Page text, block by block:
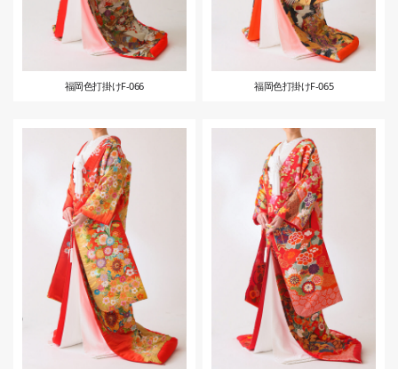
福岡色打掛けF-066 福岡色打掛けF-065